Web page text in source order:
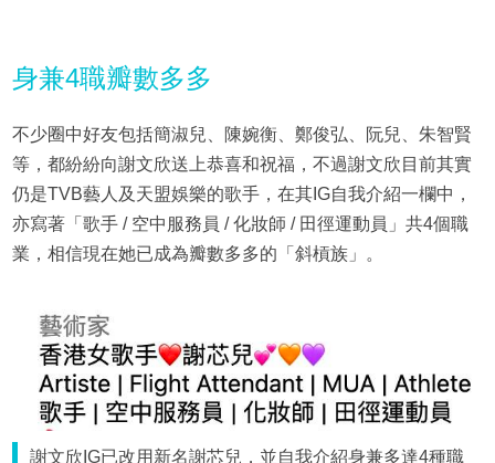
身兼4職瓣數多多
不少圈中好友包括簡淑兒、陳婉衡、鄭俊弘、阮兒、朱智賢
等，都紛紛向謝文欣送上恭喜和祝福，不過謝文欣目前其實
仍是TVB藝人及天盟娛樂的歌手，在其IG自我介紹一欄中，
亦寫著「歌手 / 空中服務員 / 化妝師 / 田徑運動員」共4個職
業，相信現在她已成為瓣數多多的「斜槓族」。
謝文欣IG已改用新名謝芯兒，並自我介紹身兼多達4種職